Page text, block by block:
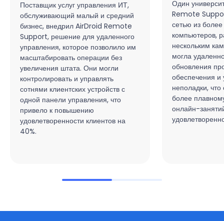
Поставщик услуг управления ИТ,
обслуживающий малый и средний
бизнес, внедрил AirDroid Remote
Support, решение для удаленного
управления, которое позволило им
масштабировать операции без
увеличения штата. Они могли
контролировать и управлять
сотнями клиентских устройств с
одной панели управления, что
привело к повышению
удовлетворенности клиентов на
40%.
Один
Remote
сетью из
компьютеров,
нескольким
могла
обновления
обеспечения и
неполадки, что
более
онлайн-